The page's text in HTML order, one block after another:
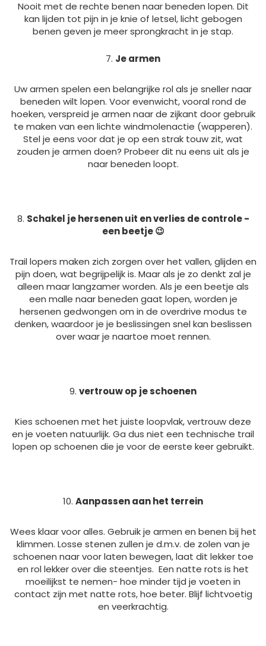
Nooit met de rechte benen naar beneden lopen. Dit
kan lijden tot pijn in je knie of letsel, licht gebogen
benen geven je meer sprongkracht in je stap.
Je armen
Uw armen spelen een belangrijke rol als je sneller naar
beneden wilt lopen. Voor evenwicht, vooral rond de
hoeken, verspreid je armen naar de zijkant door gebruik
te maken van een lichte windmolenactie (wapperen).
Stel je eens voor dat je op een strak touw zit, wat
zouden je armen doen? Probeer dit nu eens uit als je
naar beneden loopt.
Schakel je hersenen uit en verlies de controle -
een beetje 😉
Trail lopers maken zich zorgen over het vallen, glijden en
pijn doen, wat begrijpelijk is. Maar als je zo denkt zal je
alleen maar langzamer worden. Als je een beetje als
een malle naar beneden gaat lopen, worden je
hersenen gedwongen om in de overdrive modus te
denken, waardoor je je beslissingen snel kan beslissen
over waar je naartoe moet rennen.
vertrouw op je schoenen
Kies schoenen met het juiste loopvlak, vertrouw deze
en je voeten natuurlijk. Ga dus niet een technische trail
lopen op schoenen die je voor de eerste keer gebruikt.
Aanpassen aan het terrein
Wees klaar voor alles. Gebruik je armen en benen bij het
klimmen. Losse stenen zullen je d.m.v. de zolen van je
schoenen naar voor laten bewegen, laat dit lekker toe
en rol lekker over die steentjes. Een natte rots is het
moeilijkst te nemen- hoe minder tijd je voeten in
contact zijn met natte rots, hoe beter. Blijf lichtvoetig
en veerkrachtig.